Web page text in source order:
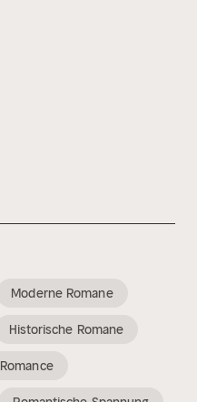
Moderne Romane
Historische Romane
Romance